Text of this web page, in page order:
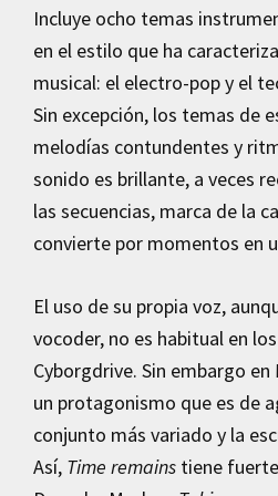
Incluye ocho temas
en el estilo que ha
musical: el electro-pop y el
Sin excepción, los temas de
melodías contundentes y
sonido es brillante, a veces
las secuencias, marca de la
convierte por momentos en
El uso de su propia voz,
vocoder, no es habitual en
Cyborgdrive. Sin embargo en
un protagonismo que es de
conjunto más variado y la
Así, Time remains tiene